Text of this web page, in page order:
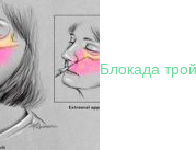
Блокада